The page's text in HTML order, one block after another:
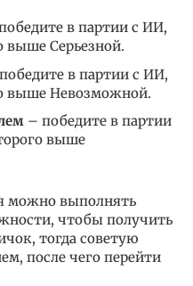
в партии с ИИ,
выше Серьезной.
в партии с ИИ,
выше Невозможной.
– победите в партии
выше
можно выполнять
чтобы получить
тогда советую
после чего перейти